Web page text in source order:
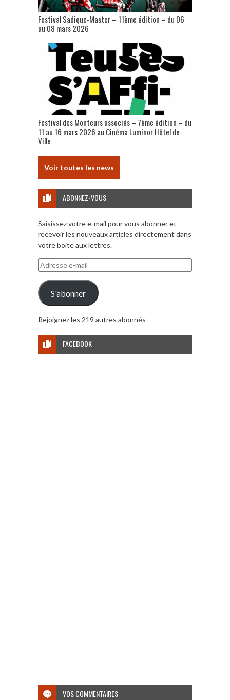
Festival Sadique-Master – 11ème édition – du 06
au 08 mars 2026
Festival des Monteurs associés – 7ème édition – du
11 au 16 mars 2026 au Cinéma Luminor Hôtel de
Ville
Voir toutes les news
ABONNEZ-VOUS
Saisissez votre e-mail pour vous abonner et
recevoir les nouveaux articles directement dans
votre boite aux lettres.
Adresse
e-
mail
S'abonner
Rejoignez les 219 autres abonnés
FACEBOOK
VOS COMMENTAIRES